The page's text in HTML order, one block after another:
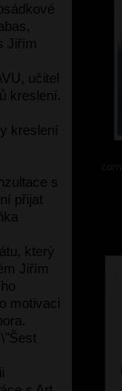
Jiřím
učitel
kreslení.
kreslení
s
přijat
který
Jiřím
motivaci